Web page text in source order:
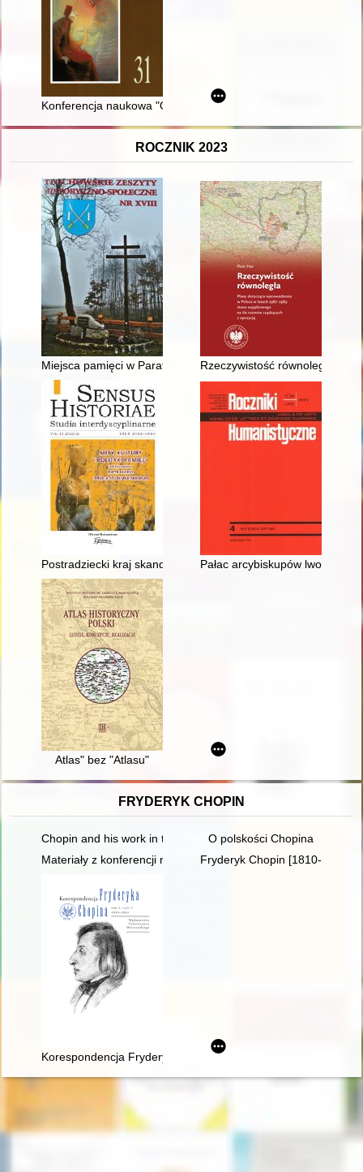
Konferencja naukowa "Osiemsetlecie franciszkańskiego
ROCZNIK 2023
Miejsca pamięci w Parafii TłuchowoRzeczywistość równoległa :
Postradziecki kraj skandynawski : Estonia i jej polityka
Pałac arcybiskupów
Atlas" bez "Atlasu"
FRYDERYK CHOPIN
Chopin and his work in the context of culture. Vol 1
O polskości Chopina
Materiały z konferencji naukowej "Twórczość naukowa i
Fryderyk Chopin [1810-1849]
Korespondencja Fryderyka Chopina. T. 3 cz. 1,